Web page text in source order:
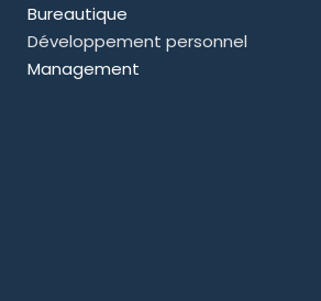
Bureautique
Développement personnel
Management